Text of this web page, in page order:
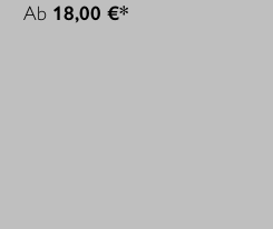
Ab 18,00 €*